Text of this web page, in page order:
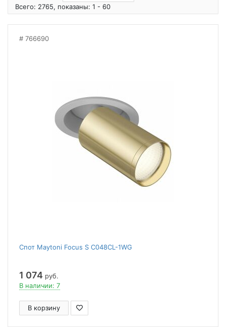
Всего: 2765, показаны: 1 - 60
766690
Спот Maytoni Focus S C048CL-1WG
1 074 руб.
В наличии: 7
В корзину